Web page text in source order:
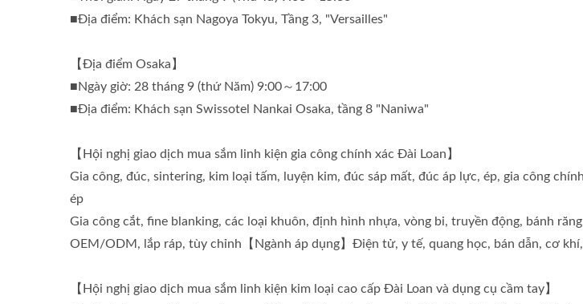
■Địa điểm: Khách sạn Nagoya Tokyu, Tầng 3, "Versailles"
【Địa điểm Osaka】
■Ngày giờ: 28 tháng 9 (thứ Năm) 9:00～17:00
■Địa điểm: Khách sạn Swissotel Nankai Osaka, tầng 8 "Naniwa"
【Hội nghị giao dịch mua sắm linh kiện gia công chính xác Đài Loan】
Gia công, đúc, sintering, kim loại tấm, luyện kim, đúc sáp mất, đúc áp lực, ép, gia công
ép
Gia công cắt, fine blanking, các loại khuôn, định hình nhựa, vòng bi, truyền động, bánh
OEM/ODM, lắp ráp, tùy chỉnh【Ngành áp dụng】Điện tử, y tế, quang học, bán dẫn, cơ
【Hội nghị giao dịch mua sắm linh kiện kim loại cao cấp Đài Loan và dụng cụ cầm tay】